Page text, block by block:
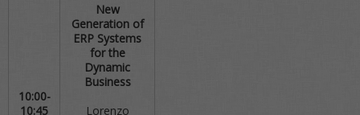
10:00-
10:45
New
Generation of
ERP Systems
for the
Dynamic
Business
Lorenzo